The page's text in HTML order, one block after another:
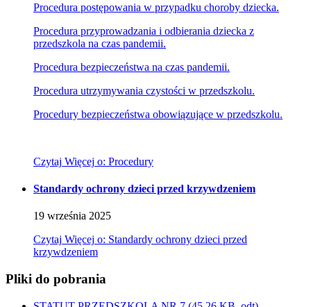
Procedura postępowania w przypadku choroby dziecka.
Procedura przyprowadzania i odbierania dziecka z
przedszkola na czas pandemii.
Procedura bezpieczeństwa na czas pandemii.
Procedura utrzymywania czystości w przedszkolu.
Procedury bezpieczeństwa obowiązujące w przedszkolu.
Czytaj Więcej o: Procedury
Standardy ochrony dzieci przed krzywdzeniem
19 września 2025
Czytaj Więcej o: Standardy ochrony dzieci przed
krzywdzeniem
Pliki do pobrania